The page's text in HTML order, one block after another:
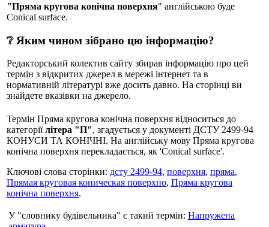
"Пряма кругова конічна поверхня" англійською буде
Conical surface.
❔ Яким чином зібрано цю інформацію?
Редакторський колектив сайту збирав інформацію про цей
термін з відкритих джерел в мережі інтернет та в
нормативній літературі вже досить давно. На сторінці ви
знайдете вказівки на джерело.
Термін Пряма кругова конічна поверхня відноситься до
категоріїлітера "П", згадується у документі ДСТУ 2499-94
КОНУСИ ТА КОНІЧНІ. На англійську мову Пряма кругова
конічна поверхня перекладається, як 'Conical surface'.
Ключові слова сторінки: дсту 2499-94, поверхня, пряма,
Прямая круговая коническая поверхно, Пряма кругова
конічна поверхня.
У "словнику будівельника" є такий термін: Напружена